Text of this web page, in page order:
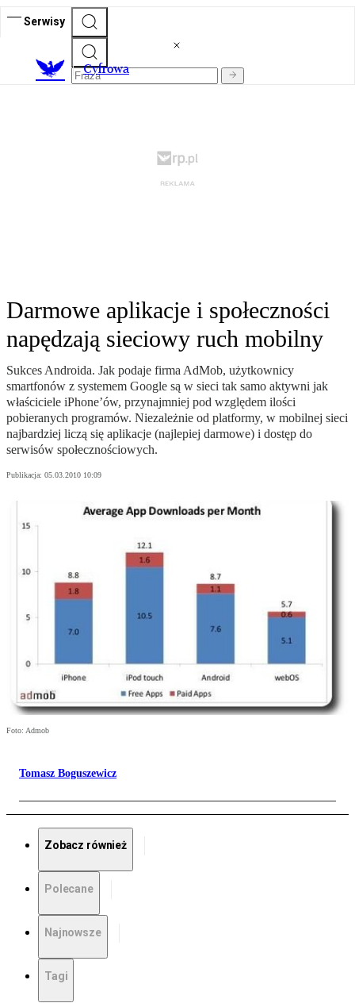
Serwisy
Cyfrowa
Darmowe aplikacje i społeczności
napędzają sieciowy ruch mobilny
Sukces Androida. Jak podaje firma AdMob, użytkownicy
smartfonów z systemem Google są w sieci tak samo aktywni jak
właściciele iPhone’ów, przynajmniej pod względem ilości
pobieranych programów. Niezależnie od platformy, w mobilnej sieci
najbardziej liczą się aplikacje (najlepiej darmowe) i dostęp do
serwisów społecznościowych.
Publikacja: 05.03.2010 10:09
Foto: Admob
Tomasz Boguszewicz
Zobacz również
Polecane
Najnowsze
Tagi